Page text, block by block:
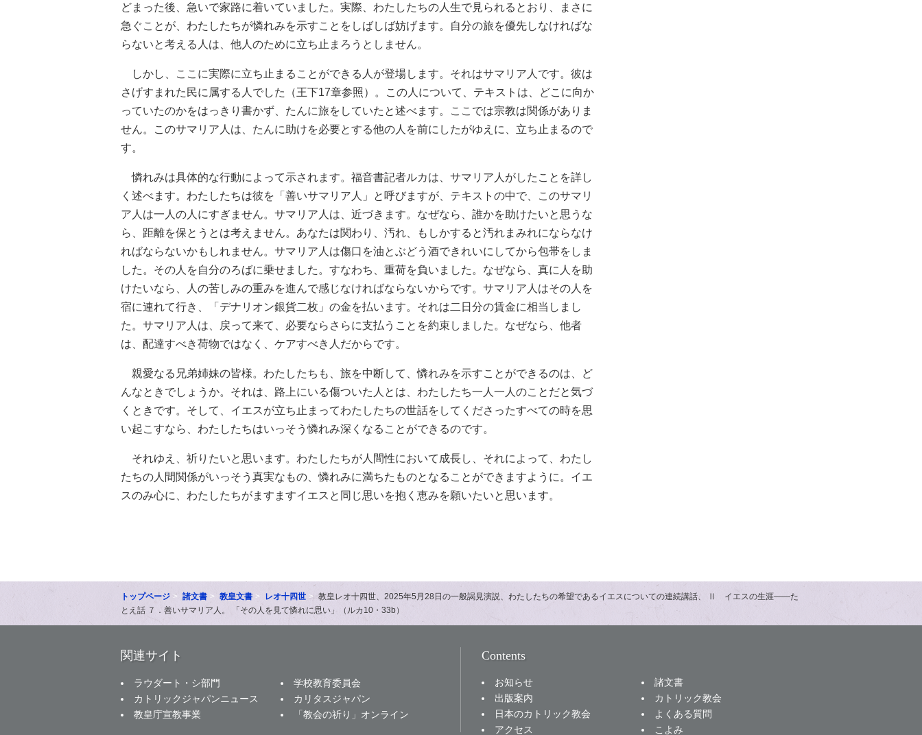
どまった後、急いで家路に着いていました。実際、わたしたちの人生で見られるとおり、まさに
急ぐことが、わたしたちが憐れみを示すことをしばしば妨げます。自分の旅を優先しなければな
らないと考える人は、他人のために立ち止まろうとしません。
しかし、ここに実際に立ち止まることができる人が登場します。それはサマリア人です。彼は
さげすまれた民に属する人でした（王下17章参照）。この人について、テキストは、どこに向か
っていたのかをはっきり書かず、たんに旅をしていたと述べます。ここでは宗教は関係がありま
せん。このサマリア人は、たんに助けを必要とする他の人を前にしたがゆえに、立ち止まるので
す。
憐れみは具体的な行動によって示されます。福音書記者ルカは、サマリア人がしたことを詳し
く述べます。わたしたちは彼を「善いサマリア人」と呼びますが、テキストの中で、このサマリ
ア人は一人の人にすぎません。サマリア人は、近づきます。なぜなら、誰かを助けたいと思うな
ら、距離を保とうとは考えません。あなたは関わり、汚れ、もしかすると汚れまみれにならなけ
ればならないかもしれません。サマリア人は傷口を油とぶどう酒できれいにしてから包帯をしま
した。その人を自分のろばに乗せました。すなわち、重荷を負いました。なぜなら、真に人を助
けたいなら、人の苦しみの重みを進んで感じなければならないからです。サマリア人はその人を
宿に連れて行き、「デナリオン銀貨二枚」の金を払います。それは二日分の賃金に相当しまし
た。サマリア人は、戻って来て、必要ならさらに支払うことを約束しました。なぜなら、他者
は、配達すべき荷物ではなく、ケアすべき人だからです。
親愛なる兄弟姉妹の皆様。わたしたちも、旅を中断して、憐れみを示すことができるのは、ど
んなときでしょうか。それは、路上にいる傷ついた人とは、わたしたち一人一人のことだと気づ
くときです。そして、イエスが立ち止まってわたしたちの世話をしてくださったすべての時を思
い起こすなら、わたしたちはいっそう憐れみ深くなることができるのです。
それゆえ、祈りたいと思います。わたしたちが人間性において成長し、それによって、わたし
たちの人間関係がいっそう真実なもの、憐れみに満ちたものとなることができますように。イエ
スのみ心に、わたしたちがますますイエスと同じ思いを抱く恵みを願いたいと思います。
トップページ 諸文書 教皇文書 レオ十四世
教皇レオ十四世、2025年5月28日の一般謁見演説、わたしたちの希望であるイエスについての連続講話、 Ⅱ イエスの生涯――た
とえ話 ７．善いサマリア人。 「その人を見て憐れに思い」（ルカ10・33b）
関連サイト
ラウダート・シ部門
学校教育委員会
カトリックジャパンニュース
カリタスジャパン
教皇庁宣教事業
「教会の祈り」オンライン
Contents
お知らせ
諸文書
出版案内
カトリック教会
日本のカトリック教会
よくある質問
アクセス
こよみ